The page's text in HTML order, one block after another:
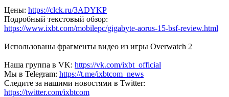
Цены: https://clck.ru/3ADYKP
Подробный текстовый обзор:
https://www.ixbt.com/mobilepc/gigabyte-aorus-15-bsf-review.html
Использованы фрагменты видео из игры Overwatch 2
Наша группа в VK: https://vk.com/ixbt_official
Мы в Telegram: https://t.me/ixbtcom_news
Следите за нашими новостями в Twitter:
https://twitter.com/ixbtcom